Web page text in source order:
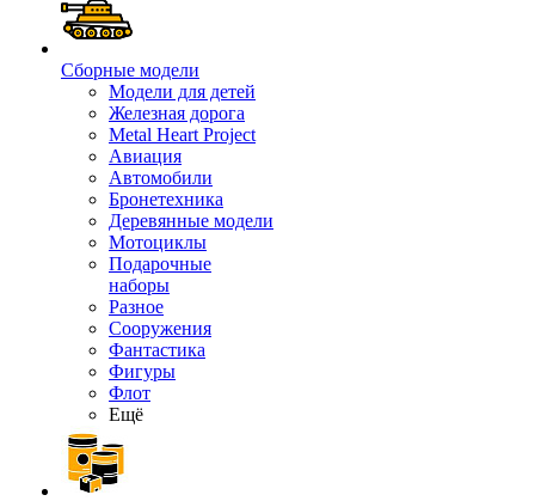
Сборные модели
Модели для детей
Железная дорога
Metal Heart Project
Авиация
Автомобили
Бронетехника
Деревянные модели
Мотоциклы
Подарочные
наборы
Разное
Сооружения
Фантастика
Фигуры
Флот
Ещё